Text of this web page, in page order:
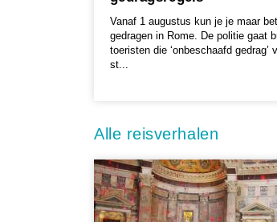
Vanaf 1 augustus kun je je maar
gedragen in Rome. De politie gaat
toeristen die ‘onbeschaafd gedrag’
st...
Alle reisverhalen